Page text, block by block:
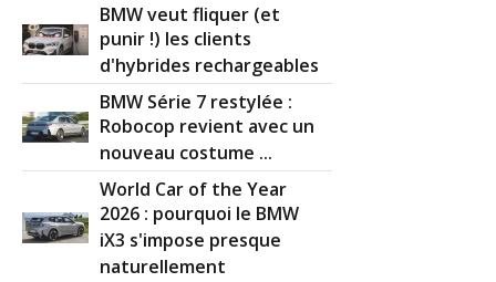
BMW veut fliquer (et
punir !) les clients
d'hybrides rechargeables
BMW Série 7 restylée :
Robocop revient avec un
nouveau costume ...
World Car of the Year
2026 : pourquoi le BMW
iX3 s'impose presque
naturellement